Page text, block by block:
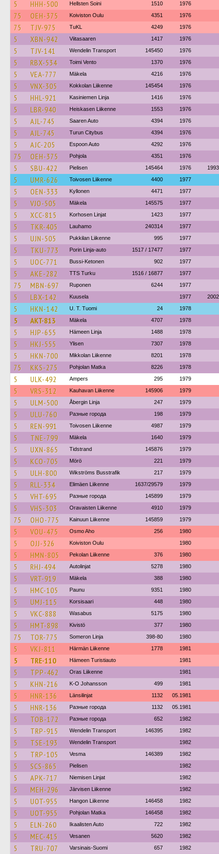
5 HHH-500 Hellsten Soini 1510 1976
75 OEH-375 Koiviston Oulu 4351 1976
75 TJV-975 TuKL 4249 1976
5 XBN-942 Viitasaaren 1417 1976
5 TJV-141 Wendelin Transport 145450 1976
5 RBX-534 Toimi Vento 1370 1976
5 VEA-777 Mäkela 4216 1976
5 VNX-305 Kokkolan Liikenne 145454 1976
5 HHL-921 Kasiniemen Linja 1416 1976
5 LBR-940 Heiskasen Liikenne 1553 1976
5 AJL-745 Saaren Auto 4394 1976
5 AJL-745 Turun Citybus 4394 1976
5 AJC-205 Espoon Auto 4292 1976
75 OEH-375 Pohjola 4351 1976
5 SBU-422 Pielisen 145464 1976 1993
5 UMR-626 Toivosen Liikenne 4400 1977
5 OEN-333 Kyllonen 4471 1977
5 VJO-505 Mäkela 145575 1977
5 XCC-815 Korhosen Linjat 1423 1977
5 TKR-405 Lauhamo 240314 1977
5 UJN-505 Pukkilan Liikenne 995 1977
5 TKU-773 Porin Linja-auto 1517 / 17477 1977
5 UOC-771 Bussi-Ketonen 902 1977
5 AKE-282 TTS Turku 1516 / 16877 1977
75 MBN-697 Ruponen 6244 1977
5 LBX-142 Kuusela 1977 2002
5 HKN-142 U. T. Tuomi 24 1978
5 AKT-813 Mäkela 4707 1978
5 HJP-655 Hämeen Linja 1488 1978
5 HKJ-555 Ylisen 7307 1978
5 HKN-700 Mikkolan Liikenne 8201 1978
75 KKS-275 Pohjolan Matka 8226 1978
5 ULK-492 Ampers 295 1979
5 VRS-312 Kauhavan Liikenne 145906 1979
5 ULM-500 Åbergin Linja 247 1979
5 ULU-760 Разные города 198 1979
5 REN-991 Toivosen Liikenne 4987 1979
5 TNE-799 Mäkela 1640 1979
5 UXN-865 Tidstrand 145876 1979
5 KCO-705 Mörö 221 1979
5 ULH-800 Wikströms Busstrafik 217 1979
5 RLL-334 Elimäen Liikenne 1637/29579 1979
5 VHT-695 Разные города 145899 1979
5 VHS-303 Oravaisten Liikenne 4910 1979
75 OHO-775 Kainuun Liikenne 145859 1979
5 VOU-475 Osmo Aho 256 1980
5 OJJ-326 Koiviston Oulu 1980
5 HMN-805 Pekolan Liikenne 376 1980
5 RHJ-494 Autolinjat 5278 1980
5 VRT-919 Mäkela 388 1980
5 HMC-105 Paunu 9351 1980
5 UMJ-115 Korsisaari 448 1980
5 VKC-888 Wasabus 5175 1980
5 HMT-898 Kivistö 377 1980
75 TOR-775 Someron Linja 398-80 1980
5 VKJ-811 Härmän Liikenne 1778 1981
5 TRE-110 Hämeen Turistiauto 1981
5 TPP-462 Oras Liikenne 1981
5 KHN-216 K-O Johansson 499 1981
5 HNR-136 Länsilinjat 1132 05.1981
5 HNR-136 Разные города 1132 05.1981
5 TOB-172 Разные города 652 1982
5 TRP-915 Wendelin Transport 146395 1982
5 TSE-193 Wendelin Transport 1982
5 TRP-105 Vesma 146389 1982
5 SCS-865 Pielisen 1982
5 APK-717 Niemisen Linjat 1982
5 MEH-296 Järvisen Liikenne 1982
5 UOT-955 Hangon Liikenne 146458 1982
5 UOT-955 Pohjolan Matka 146458 1982
5 ELN-260 Ikaalisten Auto 722 1982
5 MEC-415 Vesanen 5620 1982
5 TRU-707 Varsinais-Suomi 657 1982